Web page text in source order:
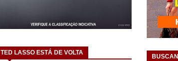
TED LASSO ESTÁ DE VOLTA